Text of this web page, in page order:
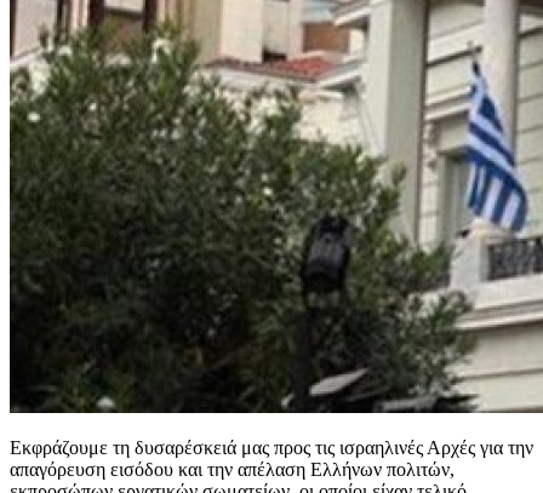
Εκφράζουμε τη δυσαρέσκειά μας προς τις ισραηλινές Αρχές για την
απαγόρευση εισόδου και την απέλαση Ελλήνων πολιτών,